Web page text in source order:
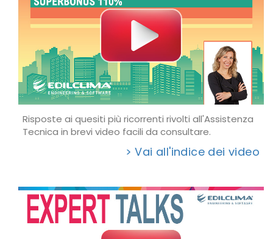
Risposte ai quesiti più ricorrenti rivolti all'Assistenza
Tecnica in brevi video facili da consultare.
> Vai all'indice dei video